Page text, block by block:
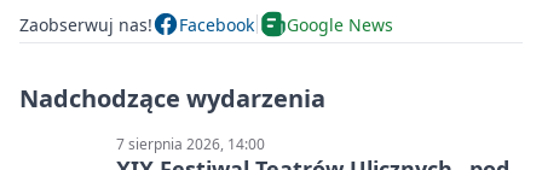
Zaobserwuj nas! Facebook Google News
Nadchodzące wydarzenia
7 sierpnia 2026, 14:00